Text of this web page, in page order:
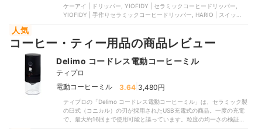
ケーアイ | ドリッパー, YIOFIDY | セラミックコーヒードリッパー,
YIOFIDY | 手作りセラミックコーヒードリッパー, HARIO | スイッチ
人気
コーヒー・ティー用品の商品レビュー
Delimo コードレス電動コーヒーミル
ティプロ
電動コーヒーミル
3.64 3,480円
ティプロの「Delimo コードレス電動コーヒーミル」は、セラミック製
の臼式（コニカル）の刃が採用されたUSB充電式の商品。一度の充電
で、最大約16回まで使用可能と謳っています。粒度の均一さの検証で